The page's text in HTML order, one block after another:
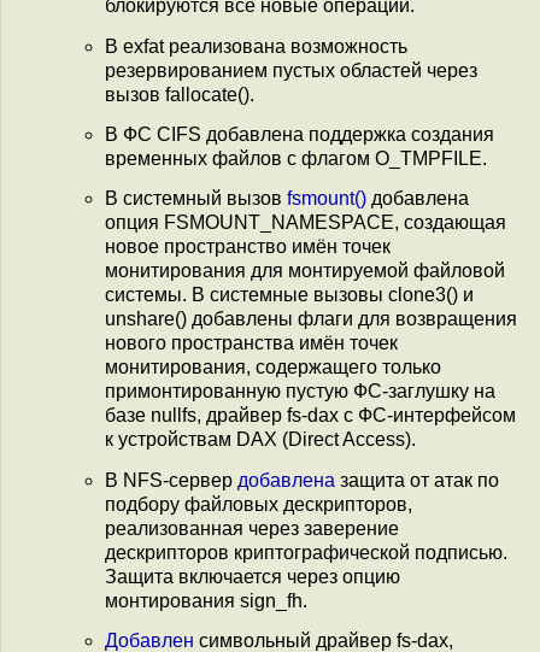
блокируются все новые операции.
В exfat реализована возможность
резервированием пустых областей через
вызов fallocate().
В ФС CIFS добавлена поддержка создания
временных файлов с флагом O_TMPFILE.
В системный вызов fsmount() добавлена
опция FSMOUNT_NAMESPACE, создающая
новое пространство имён точек
монитирования для монтируемой файловой
системы. В системные вызовы clone3() и
unshare() добавлены флаги для возвращения
нового пространства имён точек
монитирования, содержащего только
примонтированную пустую ФС-заглушку на
базе nullfs, драйвер fs-dax c ФС-интерфейсом
к устройствам DAX (Direct Access).
В NFS-сервер добавлена защита от атак по
подбору файловых дескрипторов,
реализованная через заверение
дескрипторов криптографической подписью.
Защита включается через опцию
монтирования sign_fh.
Добавлен символьный драйвер fs-dax,